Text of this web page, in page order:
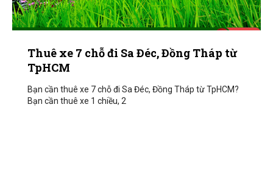
Thuê xe 7 chỗ đi Sa Đéc, Đồng Tháp từ
TpHCM
Bạn cần thuê xe 7 chỗ đi Sa Đéc, Đồng Tháp từ TpHCM?
Bạn cần thuê xe 1 chiều, 2